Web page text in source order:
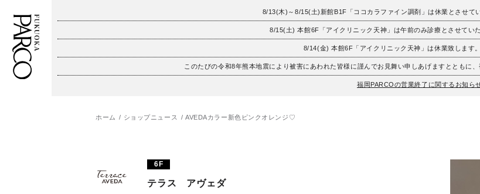
8/13(木)～8/15(土)新館B1F「ココカラファイン調剤」は休業とさせて
8/15(土) 本館6F「アイクリニック天神」は午前のみ診療とさせてい
8/14(金) 本館6F「アイクリニック天神」は休業致します
このたびの令和8年熊本地震により被害にあわれた皆様に謹んでお見舞い申しあげますとともに
福岡PARCOの営業終了に関するお知ら
施設案内・アクセス
ホーム ショップニュース AVEDAカラー新色ピンクオレンジ♡
6F
テラス アヴェダ